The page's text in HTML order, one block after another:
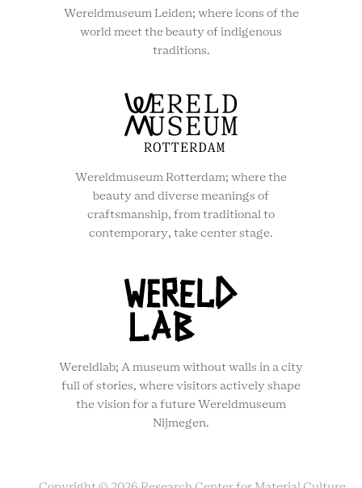
Wereldmuseum Leiden; where icons of the
world meet the beauty of indigenous
traditions.
Wereldmuseum Rotterdam; where the
beauty and diverse meanings of
craftsmanship, from traditional to
contemporary, take center stage.
Wereldlab; A museum without walls in a city
full of stories, where visitors actively shape
the vision for a future Wereldmuseum
Nijmegen.